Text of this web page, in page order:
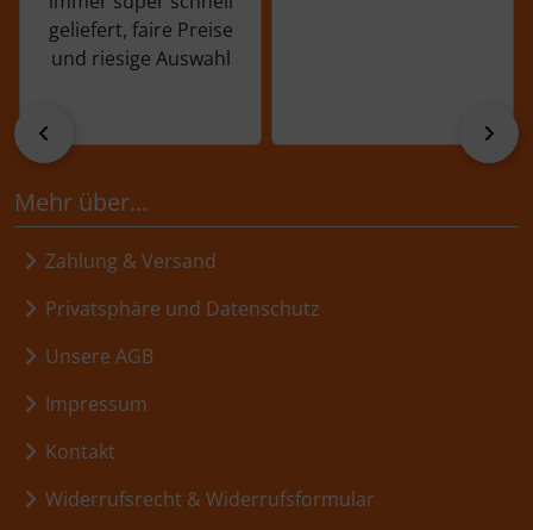
geliefert, faire Preise
und riesige Auswahl
vor
Mehr über...
Zahlung & Versand
Privatsphäre und Datenschutz
Unsere AGB
Impressum
Kontakt
Widerrufsrecht & Widerrufsformular